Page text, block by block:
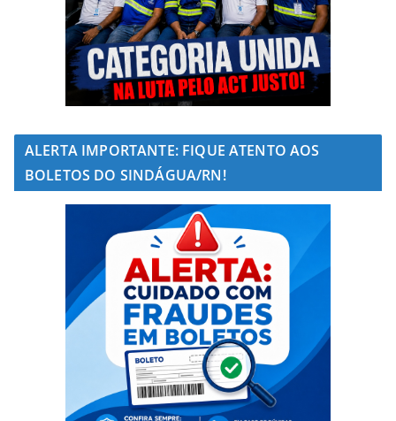
ALERTA IMPORTANTE: FIQUE ATENTO AOS
BOLETOS DO SINDÁGUA/RN!